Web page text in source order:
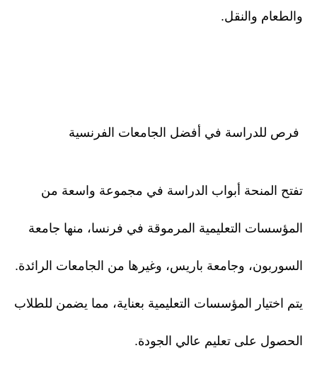
والطعام والنقل.
فرص للدراسة في أفضل الجامعات الفرنسية
تفتح المنحة أبواب الدراسة في مجموعة واسعة من
المؤسسات التعليمية المرموقة في فرنسا، منها جامعة
السوربون، وجامعة باريس، وغيرها من الجامعات الرائدة.
يتم اختيار المؤسسات التعليمية بعناية، مما يضمن للطلاب
الحصول على تعليم عالي الجودة.